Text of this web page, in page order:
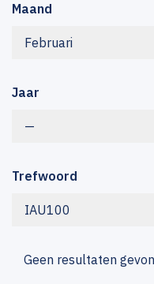
Maand
Februari
Jaar
—
Trefwoord
IAU100
Geen resultaten